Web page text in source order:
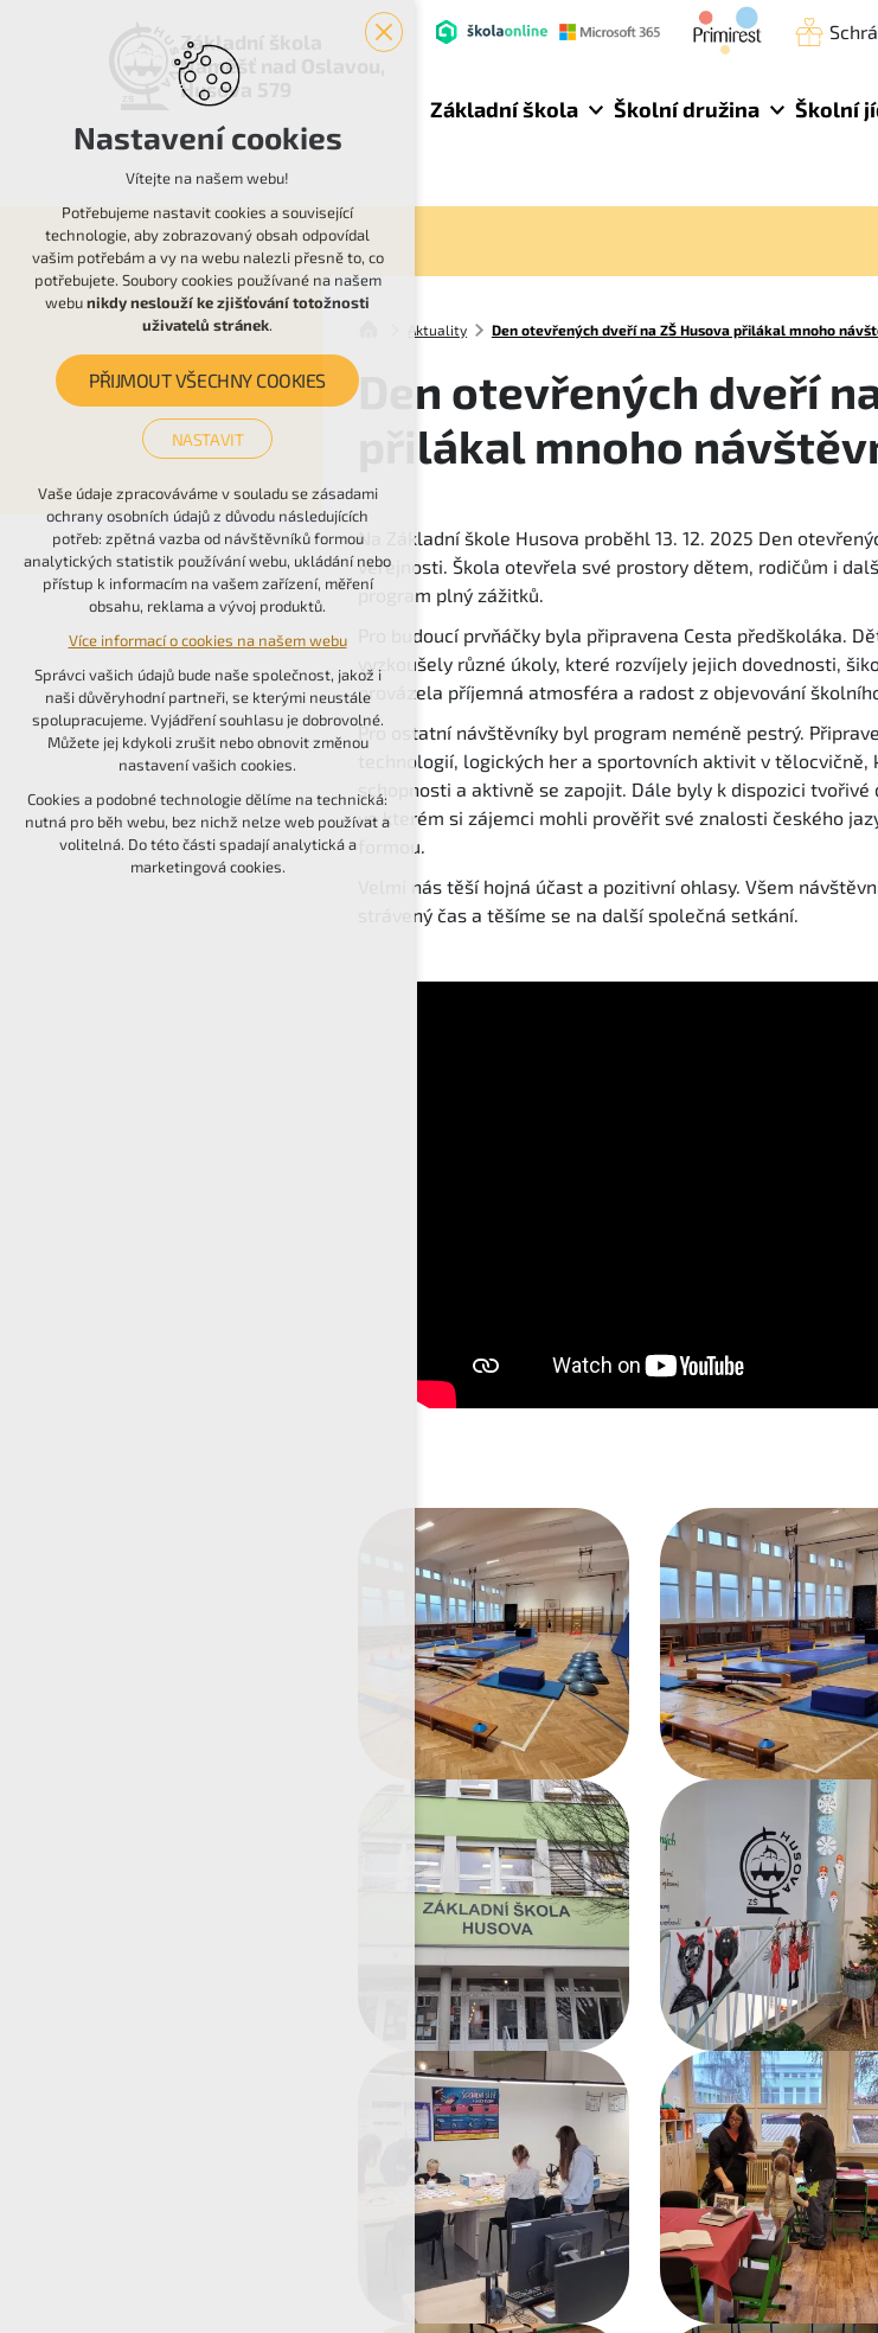
Základní škola
Náměšť nad Oslavou,
Husova 579
Základní škola Školní družina Školní
Aktuality Den otevřených dveří na ZŠ Husova přilákal mnoho
Den otevřených dveří
přilákal mnoho
Na Základní škole Husova proběhl 13. 12. 2025 Den
veřejnosti. Škola otevřela své prostory dětem, rodičům i
program plný zážitků.
Pro budoucí prvňáčky byla připravena Cesta předškoláka.
vyzkoušely různé úkoly, které rozvíjely jejich dovednosti,
provázela příjemná atmosféra a radost z objevování
Pro ostatní návštěvníky byl program neméně pestrý.
technologií, logických her a sportovních aktivit v
schopnosti a aktivně se zapojit. Dále byly k dispozici tvořivé
ve kterém si zájemci mohli prověřit své znalosti českého
formou.
Velmi nás těší hojná účast a pozitivní ohlasy. Všem
strávený čas a těšíme se na další společná setkání.
Nastavení cookies
Vítejte na našem webu!
Potřebujeme nastavit cookies a související
technologie, aby zobrazovaný obsah odpovídal
vašim potřebám a vy na webu nalezli přesně to, co
potřebujete. Soubory cookies používané na našem
webunikdy neslouží ke zjišťování totožnosti
uživatelů stránek.
PŘIJMOUT VŠECHNY COOKIES
NASTAVIT
Technická cookies
nutná pro provozování webu
udržení kontextu stránek (session): případná
přihlášení, volby jazyka, apod.
Volitelná cookies
analytická pro anonymizované vyhodnocení
návštěvnosti
marketingová cookies (Google, Seznam,
Facebook)
Více informací o cookies na našem webu
PŘIJMOUT VŠECHNY COOKIES
ODMÍTNOUT VOLITELNÁ
Vaše údaje zpracováváme v souladu se zásadami
ochrany osobních údajů z důvodu následujících
potřeb: zpětná vazba od návštěvníků formou
analytických statistik používání webu, ukládání nebo
přístup k informacím na vašem zařízení, měření
obsahu, reklama a vývoj produktů.
Více informací o cookies na našem webu
Správci vašich údajů bude naše společnost, jakož i
naši důvěryhodní partneři, se kterými neustále
spolupracujeme. Vyjádření souhlasu je dobrovolné.
Můžete jej kdykoli zrušit nebo obnovit změnou
nastavení vašich cookies.
Cookies a podobné technologie dělíme na technická:
nutná pro běh webu, bez nichž nelze web používat a
volitelná. Do této části spadají analytická a
marketingová cookies.